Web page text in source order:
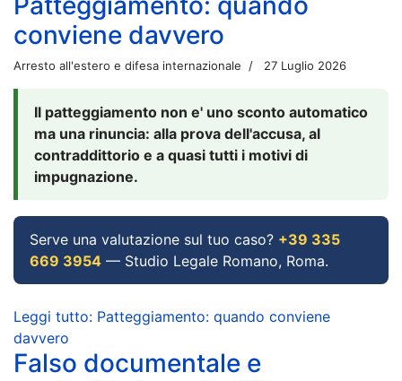
conviene davvero
Arresto all'estero e difesa internazionale 27 Luglio 2026
Il patteggiamento non e' uno sconto automatico
ma una rinuncia: alla prova dell'accusa, al
contraddittorio e a quasi tutti i motivi di
impugnazione.
Serve una valutazione sul tuo caso? +39 335
669 3954 — Studio Legale Romano, Roma.
Leggi tutto: Patteggiamento: quando conviene
davvero
Falso documentale e